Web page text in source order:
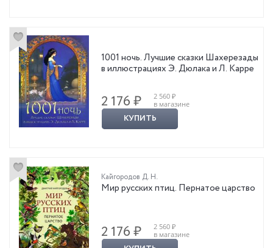
1001 ночь. Лучшие сказки Шахерезады
в иллюстрациях Э. Дюлака и Л. Карре
2 176 ₽
2 560 ₽
в магазине
КУПИТЬ
Кайгородов Д. Н.
Мир русских птиц. Пернатое царство
2 176 ₽
2 560 ₽
в магазине